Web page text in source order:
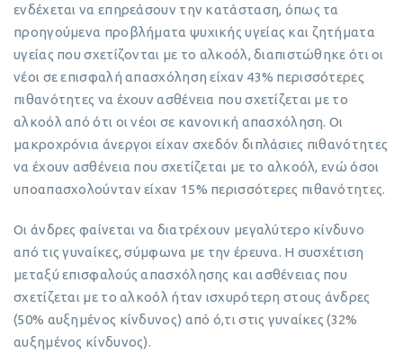
ενδέχεται να επηρεάσουν την κατάσταση, όπως τα
προηγούμενα προβλήματα ψυχικής υγείας και ζητήματα
υγείας που σχετίζονται με το αλκοόλ, διαπιστώθηκε ότι οι
νέοι σε επισφαλή απασχόληση είχαν 43% περισσότερες
πιθανότητες να έχουν ασθένεια που σχετίζεται με το
αλκοόλ από ότι οι νέοι σε κανονική απασχόληση. Οι
μακροχρόνια άνεργοι είχαν σχεδόν διπλάσιες πιθανότητες
να έχουν ασθένεια που σχετίζεται με το αλκοόλ, ενώ όσοι
υποαπασχολούνταν είχαν 15% περισσότερες πιθανότητες.
Οι άνδρες φαίνεται να διατρέχουν μεγαλύτερο κίνδυνο
από τις γυναίκες, σύμφωνα με την έρευνα. Η συσχέτιση
μεταξύ επισφαλούς απασχόλησης και ασθένειας που
σχετίζεται με το αλκοόλ ήταν ισχυρότερη στους άνδρες
(50% αυξημένος κίνδυνος) από ό,τι στις γυναίκες (32%
αυξημένος κίνδυνος).